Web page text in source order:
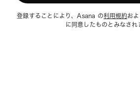
登録することにより、Asana の利用規約お
に同意したものとみなされ